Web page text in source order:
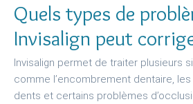
Quels types de
Invisalign peut
Invisalign permet de traiter plusieurs
comme l’encombrement dentaire,
dents et certains problèmes